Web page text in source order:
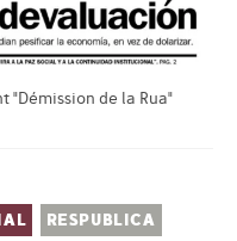
"Démission de la Rua"
RESPUBLICA